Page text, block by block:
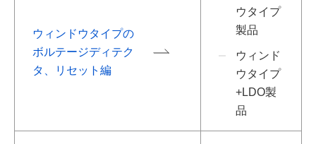
ウィンドウタイプの
ボルテージディテク
タ、リセット編
ウタイプ
製品
ウィンド
ウタイプ
+LDO製
品